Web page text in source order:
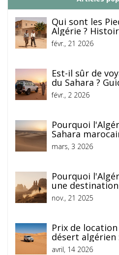
Qui sont les
Algérie ?
communauté
févr., 21 2026
Est-il sûr de
du Sahara ?
févr., 2 2026
Pourquoi
Sahara
géopolitiques
mars, 3 2026
Pourquoi
une
masse ?
nov., 21 2025
Prix de
désert algérien
avril, 14 2026